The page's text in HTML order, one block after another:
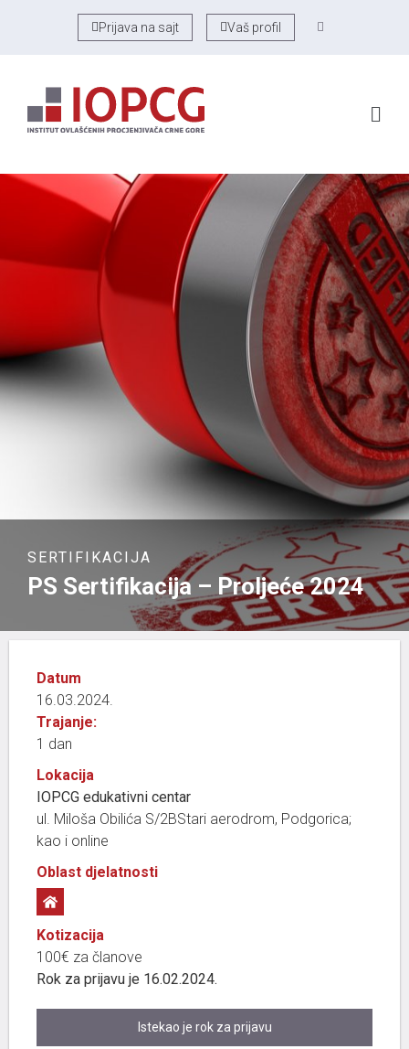
Prijava na sajt Vaš profil
SERTIFIKACIJA
PS Sertifikacija – Proljeće 2024
Datum
16.03.2024.
Trajanje:
1 dan
Lokacija
IOPCG edukativni centar
ul. Miloša Obilića S/2BStari aerodrom, Podgorica;
kao i online
Oblast djelatnosti
Kotizacija
100€ za članove
Rok za prijavu je 16.02.2024.
Istekao je rok za prijavu